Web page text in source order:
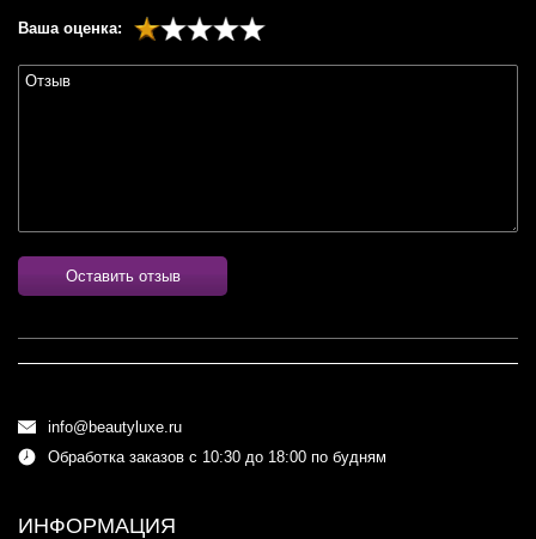
Ваша оценка:
Оставить отзыв
info@beautyluxe.ru
Обработка заказов с 10:30 до 18:00 по будням
ИНФОРМАЦИЯ